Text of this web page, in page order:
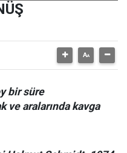
bir süre
ve aralarında kavga